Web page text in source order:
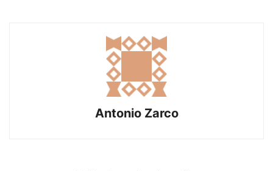
Antonio Zarco